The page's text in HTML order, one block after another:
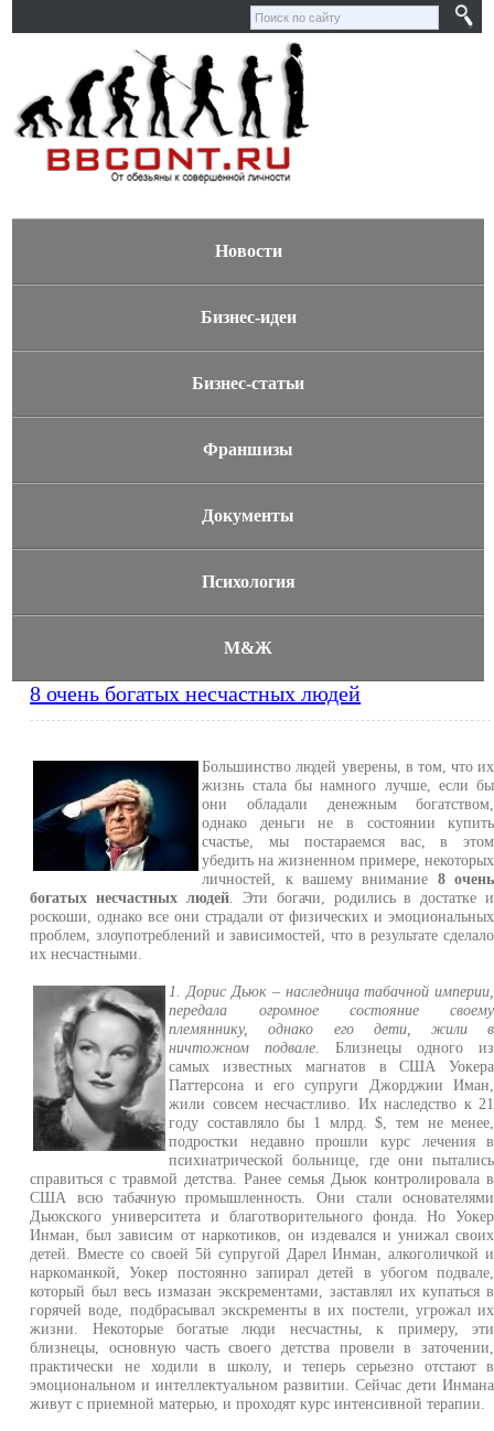
Новости
Бизнес-идеи
Бизнес-статьи
Франшизы
Документы
Психология
М&Ж
8 очень богатых несчастных людей
Большинство людей уверены, в том, что их
жизнь стала бы намного лучше, если бы
они обладали денежным богатством,
однако деньги не в состоянии купить
счастье, мы постараемся вас, в этом
убедить на жизненном примере, некоторых
личностей, к вашему внимание 8 очень
богатых несчастных людей. Эти богачи, родились в достатке и
роскоши, однако все они страдали от физических и эмоциональных
проблем, злоупотреблений и зависимостей, что в результате сделало
их несчастными.
1. Дорис Дьюк – наследница табачной империи,
передала огромное состояние своему
племяннику, однако его дети, жили в
ничтожном подвале.
Близнецы одного из
самых известных магнатов в США Уокера
Паттерсона и его супруги Джорджии Иман,
жили совсем несчастливо. Их наследство к 21
году составляло бы 1 млрд. $, тем не менее,
подростки недавно прошли курс лечения в
психиатрической больнице, где они пытались
справиться с травмой детства. Ранее семья Дьюк контролировала в
США всю табачную промышленность. Они стали основателями
Дьюкского университета и благотворительного фонда. Но Уокер
Инман, был зависим от наркотиков, он издевался и унижал своих
детей. Вместе со своей 5й супругой Дарел Инман, алкоголичкой и
наркоманкой, Уокер постоянно запирал детей в убогом подвале,
который был весь измазан экскрементами, заставлял их купаться в
горячей воде, подбрасывал экскременты в их постели, угрожал их
жизни. Некоторые богатые люди несчастны, к примеру, эти
близнецы, основную часть своего детства провели в заточении,
практически не ходили в школу, и теперь серьезно отстают в
эмоциональном и интеллектуальном развитии. Сейчас дети Инмана
живут с приемной матерью, и проходят курс интенсивной терапии.